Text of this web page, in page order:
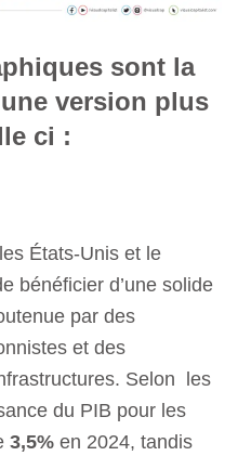
sont la
version plus
ci :
États-Unis et le
bénéficier d’une solide
par des
et des
Selon les
du PIB pour les
3,5% en 2024, tandis